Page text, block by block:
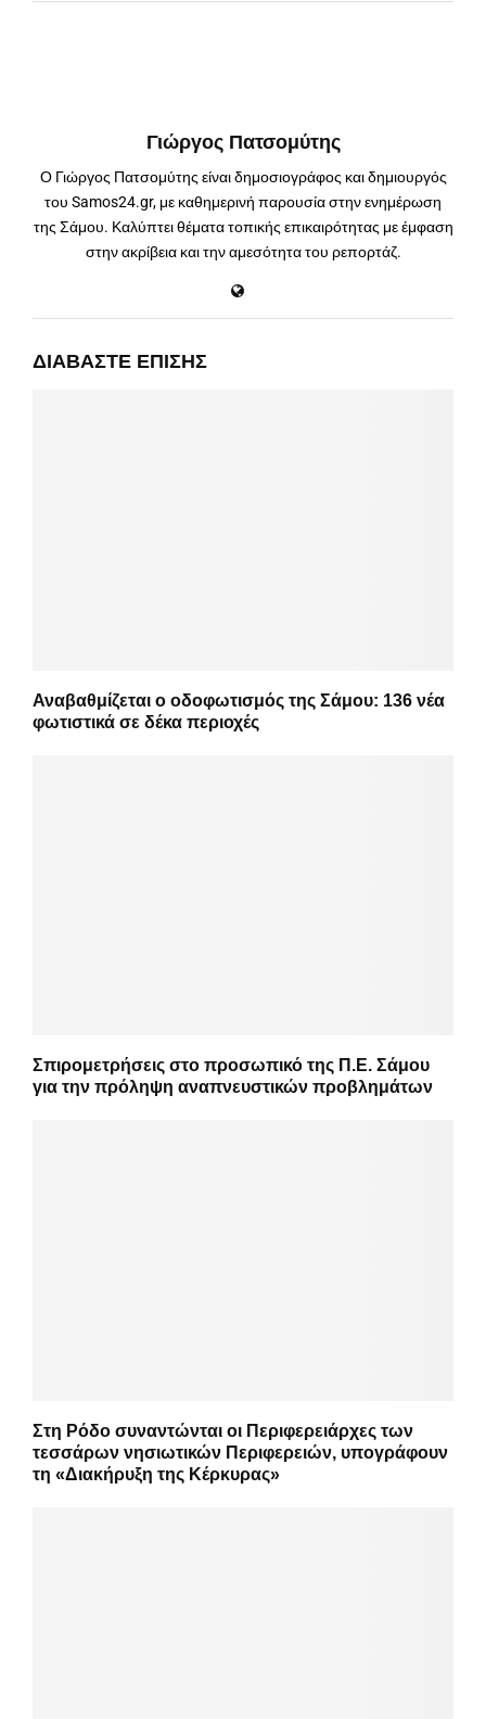
Γιώργος Πατσομύτης
Ο Γιώργος Πατσομύτης είναι δημοσιογράφος και δημιουργός
του Samos24.gr, με καθημερινή παρουσία στην ενημέρωση
της Σάμου. Καλύπτει θέματα τοπικής επικαιρότητας με έμφαση
στην ακρίβεια και την αμεσότητα του ρεπορτάζ.
ΔΙΑΒΆΣΤΕ ΕΠΊΣΗΣ
Αναβαθμίζεται ο οδοφωτισμός της Σάμου: 136 νέα
φωτιστικά σε δέκα περιοχές
Σπιρομετρήσεις στο προσωπικό της Π.Ε. Σάμου
για την πρόληψη αναπνευστικών προβλημάτων
Στη Ρόδο συναντώνται οι Περιφερειάρχες των
τεσσάρων νησιωτικών Περιφερειών, υπογράφουν
τη «Διακήρυξη της Κέρκυρας»